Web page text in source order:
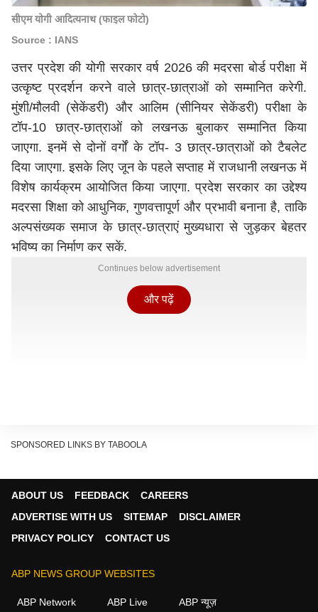
सीएम योगी आदित्यनाथ (फाइल फोटो)
Source : IANS
उत्तर प्रदेश की योगी सरकार वर्ष 2026 की मदरसा बोर्ड परीक्षा में
उत्कृष्ट प्रदर्शन करने वाले छात्र-छात्राओं को सम्मानित करेगी.
मुंशी/मौलवी (सेकेंडरी) और आलिम (सीनियर सेकेंडरी) परीक्षा के
टॉप-10 छात्र-छात्राओं को लखनऊ बुलाकर सम्मानित किया
जाएगा. इनमें से दोनों वर्गों के टॉप- 3 छात्र-छात्राओं को टैबलेट
दिया जाएगा. इसके लिए जून के पहले सप्ताह में राजधानी लखनऊ में
विशेष कार्यक्रम आयोजित किया जाएगा. प्रदेश सरकार का उद्देश्य
मदरसा शिक्षा को आधुनिक, गुणवत्तापूर्ण और प्रभावी बनाना है, ताकि
अल्पसंख्यक समाज के छात्र-छात्राएं मुख्यधारा से जुड़कर बेहतर
भविष्य का निर्माण कर सकें.
Continues below advertisement
छात्राएं पंजीकृत थे. इनमें से 63,211 परीक्षार्थियों ने परीक्षा में हिस्सा
और पढ़ें
SPONSORED LINKS BY TABOOLA
ABOUT US FEEDBACK
CAREERS
ADVERTISE WITH US
SITEMAP
DISCLAIMER
PRIVACY POLICY
CONTACT US
ABP NEWS GROUP WEBSITES
ABP Network ABP Live ABP न्यूज़